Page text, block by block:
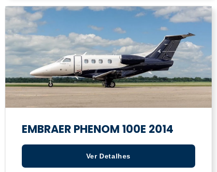
EMBRAER PHENOM 100E 2014
Ver Detalhes